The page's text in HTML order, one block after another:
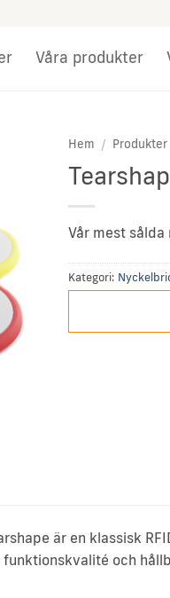
Våra produkter
Hem / Produkter
Vår mest
Kategori:
är en klassisk
funktionskvalité och